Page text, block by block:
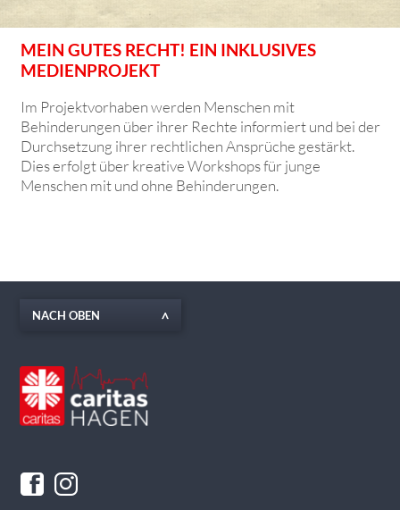
MEIN GUTES RECHT! EIN INKLUSIVES
MEDIENPROJEKT
Im Projektvorhaben werden Menschen mit
Behinderungen über ihrer Rechte informiert und bei der
Durchsetzung ihrer rechtlichen Ansprüche gestärkt.
Dies erfolgt über kreative Workshops für junge
Menschen mit und ohne Behinderungen.
NACH OBEN